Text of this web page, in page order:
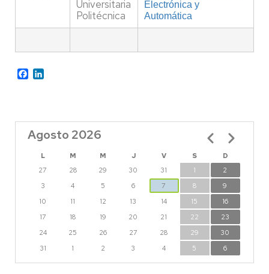
Universitaria
Politécnica
Electrónica y
Automática
Facebook
Agosto 2026
L M M J V S
D
27
28 29 30 31 1
2
3
4 5 6 7 8
9
10
11 12 13 14 15
16
17
18 19 20 21 22
23
24
25 26 27 28 29
30
31
1 2 3 4 5 6
Paginación